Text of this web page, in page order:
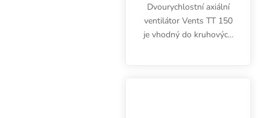
Dvourychlostní axiální
ventilátor Vents TT 150
je vhodný do kruhových